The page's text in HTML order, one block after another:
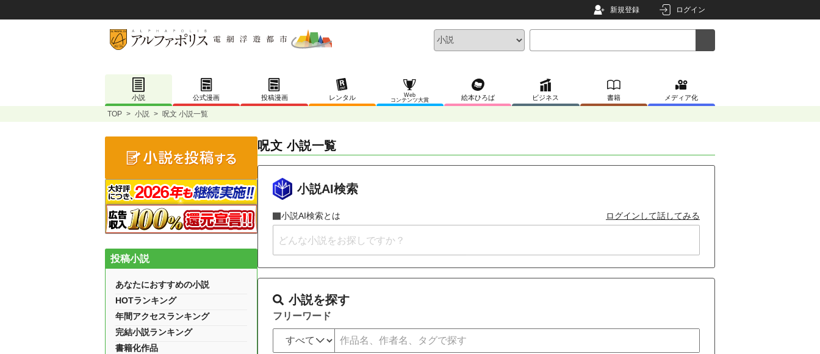
新規登録 ログイン
小説 公式漫画 投稿漫画 レンタル
Web
コンテンツ大賞
絵本ひろば ビジネス 書籍 メディア化
TOP > 小説 > 呪文 小説一覧
呪文 小説一覧
小説AI検索
小説AI検索とは ログインして話してみる
小説を探す
フリーワード
投稿小説
あなたにおすすめの小説
HOTランキング
年間アクセスランキング
完結小説ランキング
書籍化作品